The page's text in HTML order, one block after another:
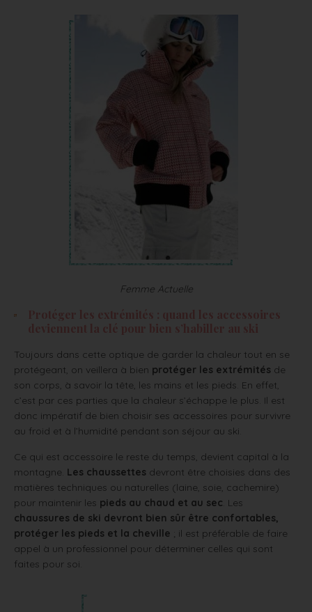
Femme Actuelle
Toujours dans cette optique de garder la chaleur tout en se
protégeant, on veillera à bien protéger les extrémités de
son corps, à savoir la tête, les mains et les pieds. En effet,
c’est par ces parties que la chaleur s’échappe le plus. Il est
donc impératif de bien choisir ses accessoires pour survivre
au froid et à l’humidité pendant son séjour au ski.
Ce qui est accessoire le reste du temps, devient capital à la
montagne. Les chaussettes devront être choisies dans des
matières techniques ou naturelles (laine, soie, cachemire)
pour maintenir les pieds au chaud et au sec . Les
chaussures de ski devront bien sûr être confortables,
protéger les pieds et la cheville ; il est préférable de faire
appel à un professionnel pour déterminer celles qui sont
faites pour soi.